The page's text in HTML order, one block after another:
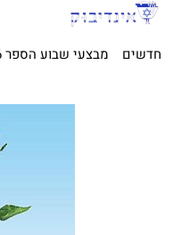
חדשים מבצעי שבוע הספר 2026